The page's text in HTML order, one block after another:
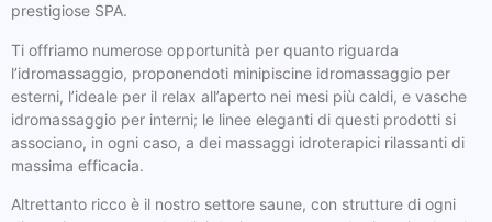
prestigiose SPA.
Ti offriamo numerose opportunità per quanto riguarda
l’idromassaggio, proponendoti minipiscine idromassaggio per
esterni, l’ideale per il relax all’aperto nei mesi più caldi, e vasche
idromassaggio per interni; le linee eleganti di questi prodotti si
associano, in ogni caso, a dei massaggi idroterapici rilassanti di
massima efficacia.
Altrettanto ricco è il nostro settore saune, con strutture di ogni